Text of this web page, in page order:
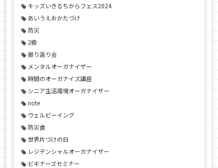
キッズいきるちからフェス2024
あいうえおかたづけ
防災
2級
振り返り会
メンタルオーガナイザー
時間のオーガナイズ講座
シニア生活環境オーガナイザー
note
ウェルビーイング
防災食
世界片づけの日
レジデンシャルオーガナイザー
ビギナーズセミナー